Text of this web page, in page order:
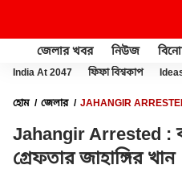
জেলার খবর নিউজ
India At 2047 ফিফা বিশ্বকাপ
হোম জেলার
JAHANGIR ARRESTED
Jahangir Arrested :
গ্রেফতার জাহাঙ্গির খান